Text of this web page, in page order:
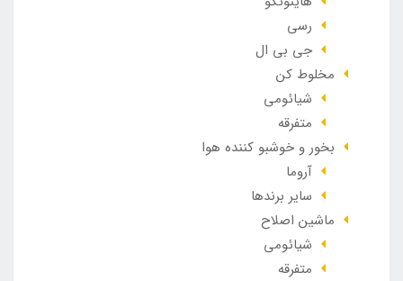
رسی
جی بی ال
مخلوط کن
شیائومی
متفرقه
بخور و خوشبو کننده هوا
آروما
سایر برندها
ماشین اصلاح
شیائومی
متفرقه